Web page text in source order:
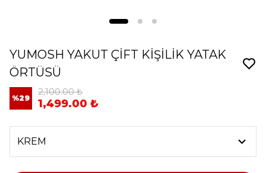
YUMOSH YAKUT ÇİFT KİŞİLİK YATAK
ÖRTÜSÜ
%29
2,100.00 ₺
1,499.00 ₺